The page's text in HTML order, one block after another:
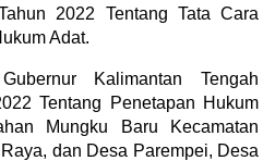
2022 Tentang Tata Cara
Adat.
Kalimantan Tengah
Tentang Penetapan Hukum
Mungku Baru Kecamatan
dan Desa Parempei, Desa